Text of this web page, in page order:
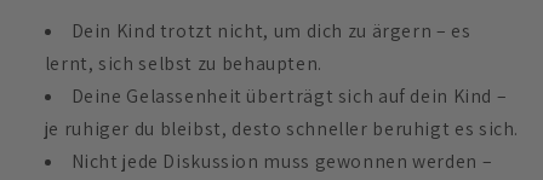
Dein Kind trotzt nicht, um dich zu ärgern – es
lernt, sich selbst zu behaupten.
Deine Gelassenheit überträgt sich auf dein Kind –
je ruhiger du bleibst, desto schneller beruhigt es sich.
Nicht jede Diskussion muss gewonnen werden –